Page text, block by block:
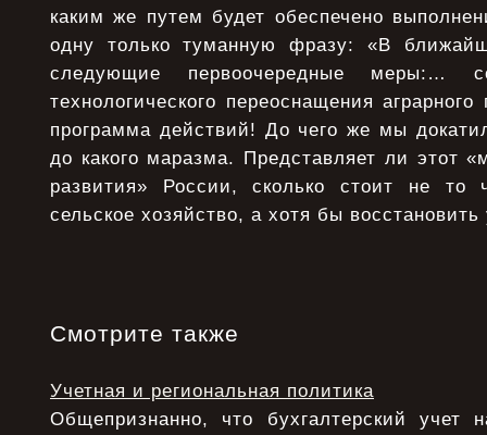
каким же путем будет обеспечено
одну только туманную фразу: «В
следующие первоочередные меры:…
технологического переоснащения
программа действий! До чего же мы
до какого маразма. Представляет ли этот
развития» России, сколько стоит не то
сельское хозяйство, а хотя бы
Смотрите также
Учетная и региональная политика
Общепризнанно, что бухгалтерский учет